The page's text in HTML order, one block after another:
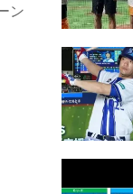
ン